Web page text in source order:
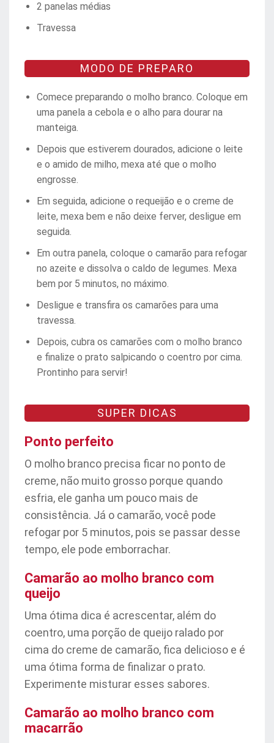
2 panelas médias
Travessa
MODO DE PREPARO
Comece preparando o molho branco. Coloque em
uma panela a cebola e o alho para dourar na
manteiga.
Depois que estiverem dourados, adicione o leite
e o amido de milho, mexa até que o molho
engrosse.
Em seguida, adicione o requeijão e o creme de
leite, mexa bem e não deixe ferver, desligue em
seguida.
Em outra panela, coloque o camarão para refogar
no azeite e dissolva o caldo de legumes. Mexa
bem por 5 minutos, no máximo.
Desligue e transfira os camarões para uma
travessa.
Depois, cubra os camarões com o molho branco
e finalize o prato salpicando o coentro por cima.
Prontinho para servir!
SUPER DICAS
Ponto perfeito
O molho branco precisa ficar no ponto de
creme, não muito grosso porque quando
esfria, ele ganha um pouco mais de
consistência. Já o camarão, você pode
refogar por 5 minutos, pois se passar desse
tempo, ele pode emborrachar.
Camarão ao molho branco com
queijo
Uma ótima dica é acrescentar, além do
coentro, uma porção de queijo ralado por
cima do creme de camarão, fica delicioso e é
uma ótima forma de finalizar o prato.
Experimente misturar esses sabores.
Camarão ao molho branco com
macarrão